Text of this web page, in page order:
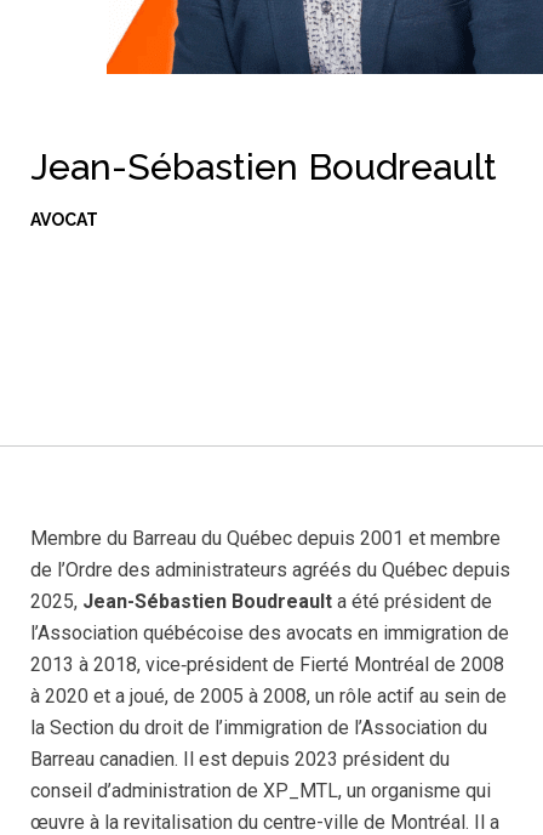
Jean-Sébastien Boudreault
AVOCAT
Membre du Barreau du Québec depuis 2001 et membre
de l’Ordre des administrateurs agréés du Québec depuis
2025, Jean-Sébastien Boudreault a été président de
l’Association québécoise des avocats en immigration de
2013 à 2018, vice‑président de Fierté Montréal de 2008
à 2020 et a joué, de 2005 à 2008, un rôle actif au sein de
la Section du droit de l’immigration de l’Association du
Barreau canadien. Il est depuis 2023 président du
conseil d’administration de XP_MTL, un organisme qui
œuvre à la revitalisation du centre-ville de Montréal. Il a